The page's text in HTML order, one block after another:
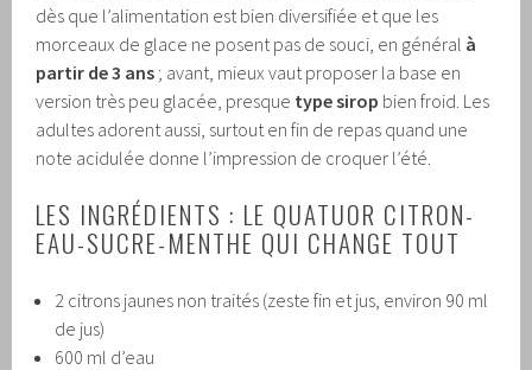
dès que l’alimentation est bien diversifiée et que les
morceaux de glace ne posent pas de souci, en général à
partir de 3 ans ; avant, mieux vaut proposer la base en
version très peu glacée, presque type sirop bien froid. Les
adultes adorent aussi, surtout en fin de repas quand une
note acidulée donne l’impression de croquer l’été.
LES INGRÉDIENTS : LE QUATUOR CITRON-
EAU-SUCRE-MENTHE QUI CHANGE TOUT
2 citrons jaunes non traités (zeste fin et jus, environ 90 ml
de jus)
600 ml d’eau